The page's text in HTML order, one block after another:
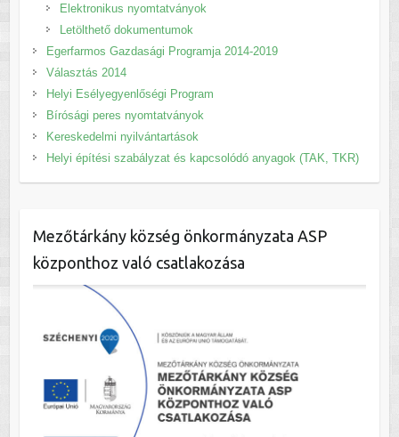
Elektronikus nyomtatványok
Letölthető dokumentumok
Egerfarmos Gazdasági Programja 2014-2019
Választás 2014
Helyi Esélyegyenlőségi Program
Bírósági peres nyomtatványok
Kereskedelmi nyilvántartások
Helyi építési szabályzat és kapcsolódó anyagok (TAK, TKR)
Mezőtárkány község önkormányzata ASP
központhoz való csatlakozása